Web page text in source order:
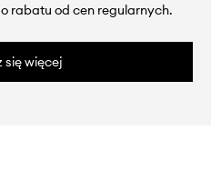
rabatu od cen regularnych.
się więcej